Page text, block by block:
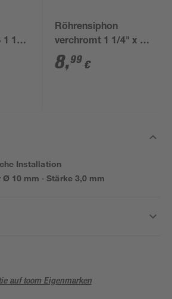
1/2'
Röhrensiphon
verchromt 1 1/4" x 32
mm
8,99 €
Installation
10 mm · Stärke 3,0 mm
auf toom Eigenmarken